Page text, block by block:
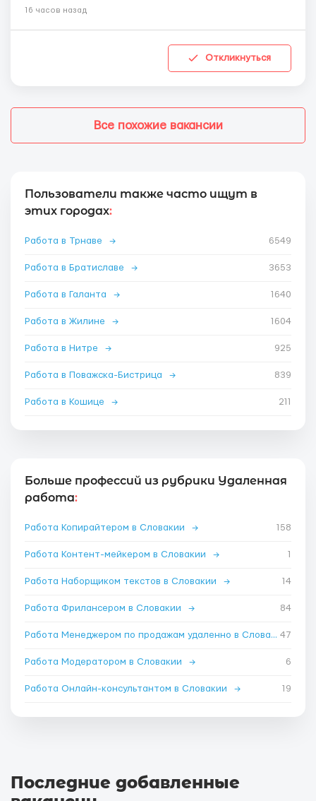
16 часов назад
Откликнуться
Все похожие вакансии
Пользователи также часто ищут в
этих городах:
Работа в Трнаве → 6549
Работа в Братиславе → 3653
Работа в Галанта → 1640
Работа в Жилине → 1604
Работа в Нитре → 925
Работа в Поважска-Бистрица → 839
Работа в Кошице → 211
Больше профессий из рубрики Удаленная
работа:
Работа Копирайтером в Словакии → 158
Работа Контент-мейкером в Словакии → 1
Работа Наборщиком текстов в Словакии → 14
Работа Фрилансером в Словакии → 84
Работа Менеджером по продажам удаленно в Словакии 47
Работа Модератором в Словакии → 6
Работа Онлайн-консультантом в Словакии → 19
Последние добавленные